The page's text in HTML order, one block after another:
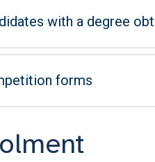
with a degree
forms